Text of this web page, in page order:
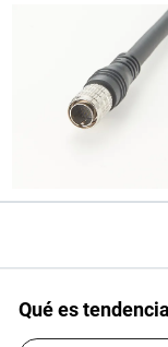
Qué es